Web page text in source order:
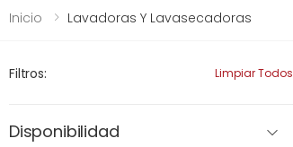
Inicio Lavadoras Y Lavasecadoras
Filtros: Limpiar Todos
Disponibilidad